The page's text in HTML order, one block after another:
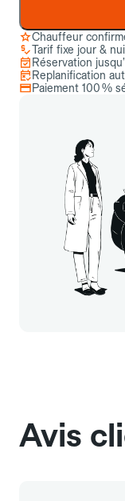
Chauffeur
Tarif fixe jour &
Réservation
Replanification
Paiement 100 %
Avis